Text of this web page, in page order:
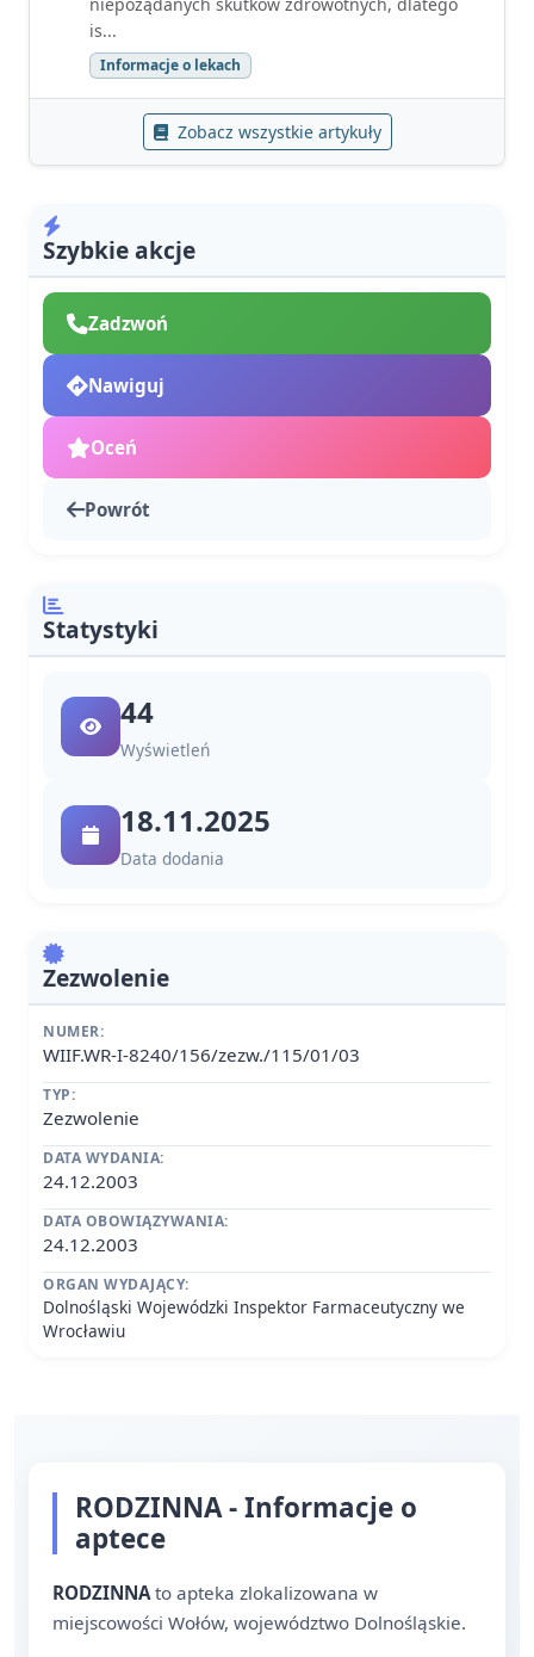
is...
Informacje o lekach
Zobacz wszystkie artykuły
Szybkie akcje
Zadzwoń
Nawiguj
Oceń
Powrót
Statystyki
44
Wyświetleń
18.11.2025
Data dodania
Zezwolenie
NUMER:
WIIF.WR-I-8240/156/zezw./115/01/03
TYP:
Zezwolenie
DATA WYDANIA:
24.12.2003
DATA OBOWIĄZYWANIA:
24.12.2003
ORGAN WYDAJĄCY:
Dolnośląski Wojewódzki Inspektor Farmaceutyczny we
Wrocławiu
RODZINNA - Informacje o
aptece
RODZINNAto apteka zlokalizowana w
miejscowości Wołów, województwo Dolnośląskie.